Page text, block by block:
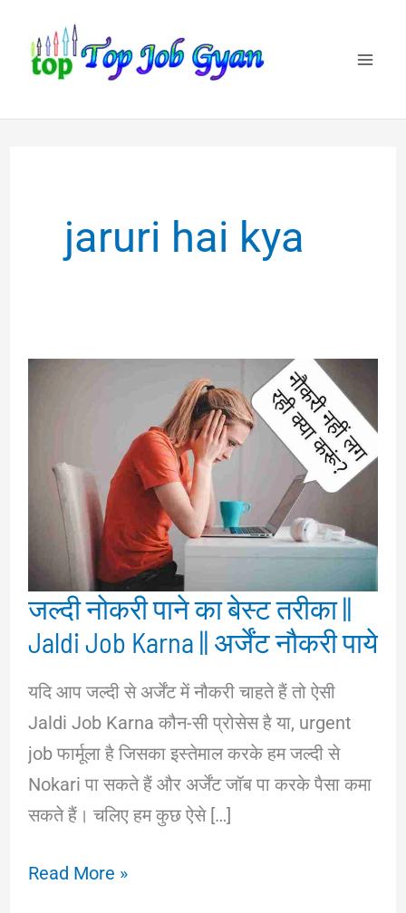
content
jaruri hai kya
जल्दी नोकरी पाने का बेस्ट तरीका ||
Jaldi Job Karna || अर्जेंट नौकरी पाये
यदि आप जल्दी से अर्जेंट में नौकरी चाहते हैं तो ऐसी
Jaldi Job Karna कौन-सी प्रोसेस है या, urgent
job फार्मूला है जिसका इस्तेमाल करके हम जल्दी से
Nokari पा सकते हैं और अर्जेंट जॉब पा करके पैसा कमा
सकते हैं। चलिए हम कुछ ऐसे […]
जल्दी
Read More »